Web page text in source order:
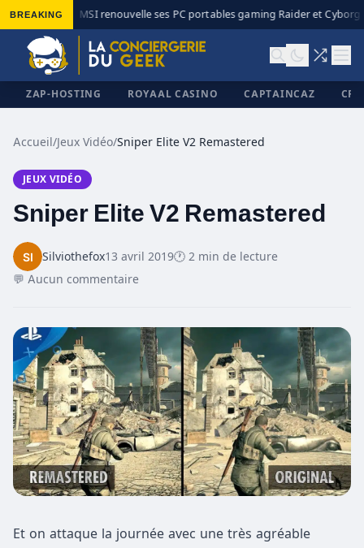
BREAKING MSI renouvelle ses PC portables gaming Raider et Cyborg
ZAP-HOSTING ROYAAL CASINO CAPTAINCAZ
Accueil/Jeux Vidéo/Sniper Elite V2 Remastered
JEUX VIDÉO
Sniper Elite V2 Remastered
Silviothefox13 avril 2019🕐 2 min de lecture
💬 Aucun commentaire
Et on attaque la journée avec une très agréable